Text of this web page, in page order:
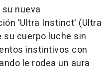
nueva
'Ultra Instinct' (Ultra
cuerpo luche sin
instintivos con
le rodea un aura